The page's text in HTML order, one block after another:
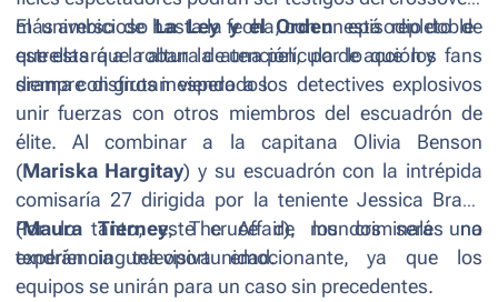
más ambicioso hasta la fecha, con un episodio doble
que estará a la altura de una película de acción y
drama con giros inesperados.
El universo deLa Ley y el Ordenestá repleto de
estrellas que roban la atención, por lo que los fans
siempre disfrutan viendo a los detectives explosivos
unir fuerzas con otros miembros del escuadrón de
élite. Al combinar a la capitana Olivia Benson
(Mariska Hargitay) y su escuadrón con la intrépida
comisaría 27 dirigida por la teniente Jessica Brady
(Maura Tierney,The Affair), los criminales no
tendrán ninguna oportunidad.
Por lo tanto, este cruce de mundos será una
experiencia televisiva emocionante, ya que los
equipos se unirán para un caso sin precedentes.